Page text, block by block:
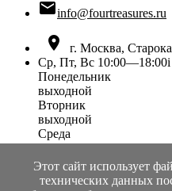
Этот сайт использует
технических данных
info@fourtreasures.ru

г. Москва,
Ср, Пт, Вс 10:00—18:00i
Понедельник
выходной
Вторник
выходной
Среда
10:00 — 18:00
Четверг
выходной